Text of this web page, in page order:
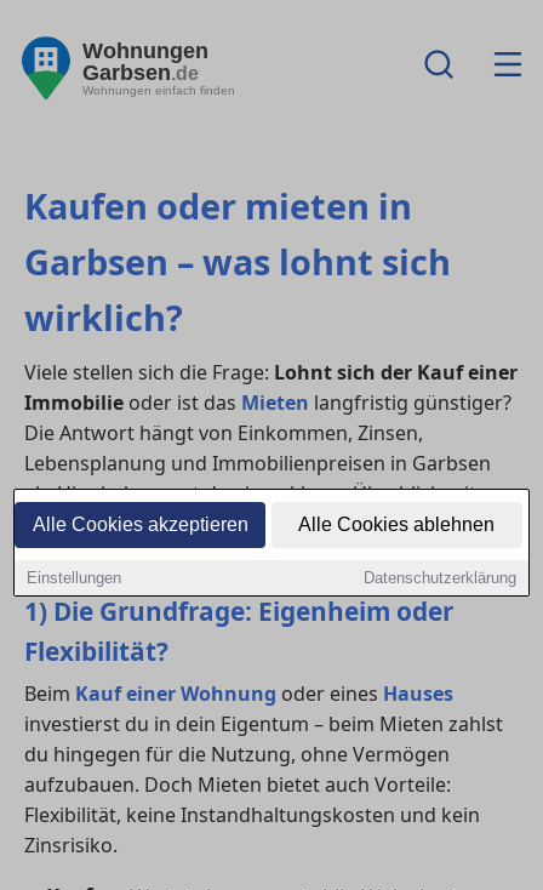
Alle Cookies akzeptieren Alle Cookies ablehnen
Einstellungen Datenschutzerklärung
Wohnungen
Garbsen.de
Wohnungen einfach finden
Kaufen oder mieten in
Garbsen – was lohnt sich
wirklich?
Viele stellen sich die Frage: Lohnt sich der Kauf einer
Immobilie oder ist das Mieten langfristig günstiger?
Die Antwort hängt von Einkommen, Zinsen,
Lebensplanung und Immobilienpreisen in Garbsen
ab. Hier bekommst du einen klaren Überblick mit
Praxisbeispielen, Vor- und Nachteilen sowie
Entscheidungshilfen.
1) Die Grundfrage: Eigenheim oder
Flexibilität?
Beim Kauf einer Wohnung oder eines Hauses
investierst du in dein Eigentum – beim Mieten zahlst
du hingegen für die Nutzung, ohne Vermögen
aufzubauen. Doch Mieten bietet auch Vorteile:
Flexibilität, keine Instandhaltungskosten und kein
Zinsrisiko.